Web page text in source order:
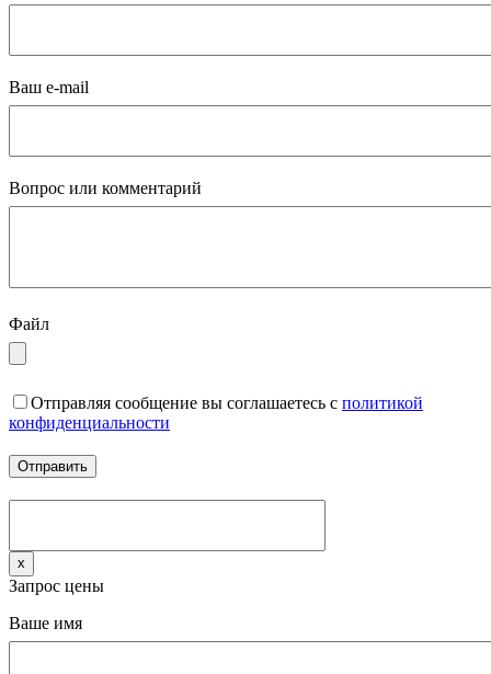
Ваш e-mail
Вопрос или комментарий
Файл
Отправляя сообщение вы соглашаетесь с политикой
конфиденциальности
x
Запрос цены
Ваше имя